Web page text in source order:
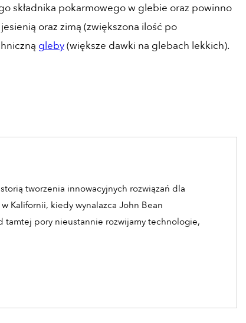
składnika pokarmowego w glebie oraz powinno
oraz zimą (zwiększona ilość po
gleby(większe dawki na glebach lekkich).
tworzenia innowacyjnych rozwiązań dla
Kalifornii, kiedy wynalazca John Bean
tamtej pory nieustannie rozwijamy technologie,